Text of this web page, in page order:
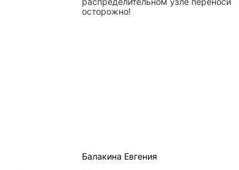
Балакина Евгения